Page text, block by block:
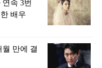
속 3번
배우
만에 결